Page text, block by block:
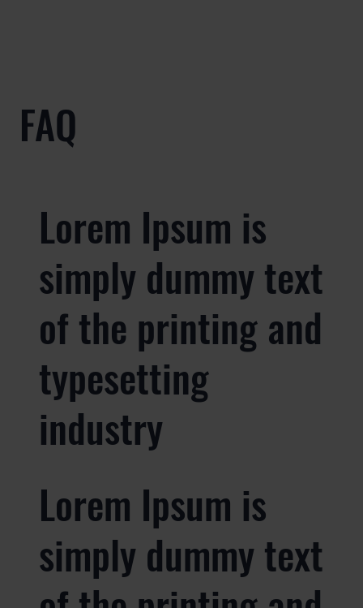
FAQ
Lorem Ipsum is
simply dummy text
of the printing and
typesetting
industry
Lorem Ipsum is
simply dummy text